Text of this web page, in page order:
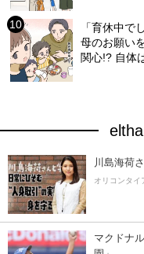
「育休中で
母のお願い
関心!? 自体
川島海荷
オリコンタイ
マクドナ